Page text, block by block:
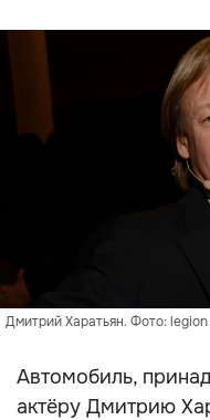
Дмитрий Харатьян. Фото: legion
Автомобиль,
актёру Дмитрию